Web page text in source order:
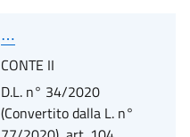
⋯
CONTE II
D.L. n° 34/2020
(Convertito dalla L. n°